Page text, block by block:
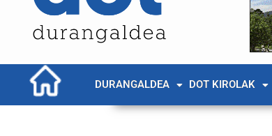
DURANGALDEA DOT KIROLAK